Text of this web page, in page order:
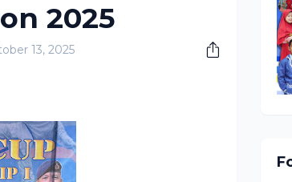
2025
13, 2025